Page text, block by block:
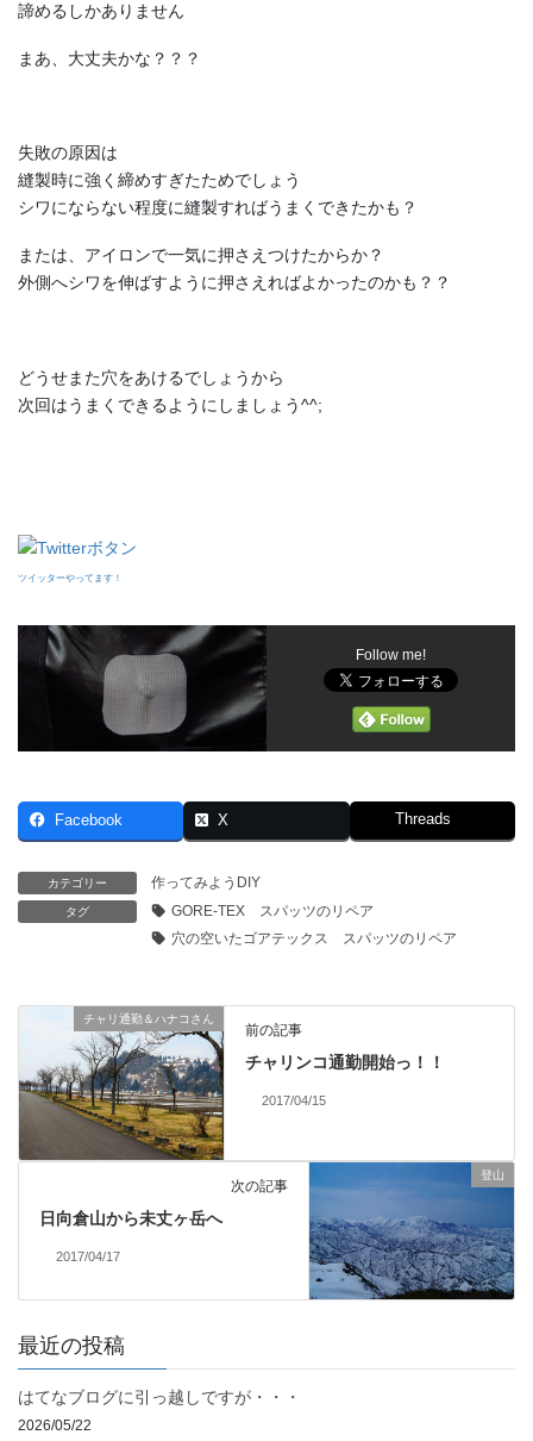
諦めるしかありません
まあ、大丈夫かな？？？
失敗の原因は
縫製時に強く締めすぎたためでしょう
シワにならない程度に縫製すればうまくできたかも？
または、アイロンで一気に押さえつけたからか？
外側へシワを伸ばすように押さえればよかったのかも？？
どうせまた穴をあけるでしょうから
次回はうまくできるようにしましょう^^;
ツイッターやってます！
Follow me!
Facebook X Threads
カテゴリー 作ってみようDIY
タグ
GORE-TEX スパッツのリペア
穴の空いたゴアテックス スパッツのリペア
チャリ通勤＆ハナコさん
前の記事
チャリンコ通勤開始っ！！
2017/04/15
登山
次の記事
日向倉山から未丈ヶ岳へ
2017/04/17
最近の投稿
はてなブログに引っ越しですが・・・
2026/05/22